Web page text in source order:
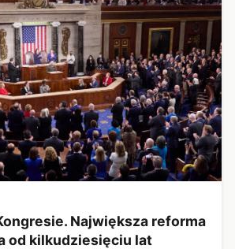
Największa reforma
od kilkudziesięciu lat